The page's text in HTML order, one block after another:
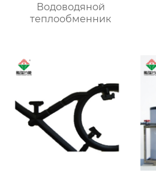
Водоводяной
теплообменник